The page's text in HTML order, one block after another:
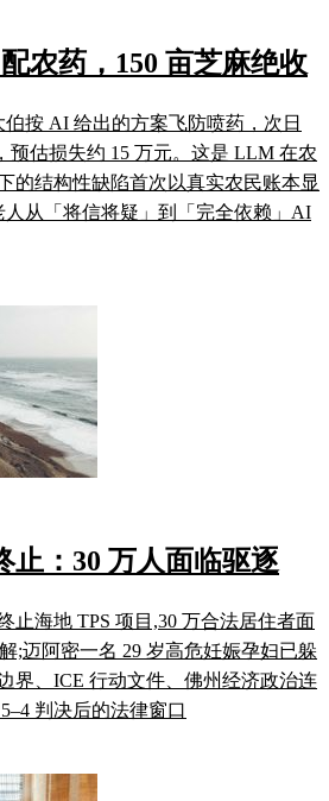
农药，150 亩芝麻绝收
按 AI 给出的方案飞防喷药，次日
预估损失约 15 万元。这是 LLM 在农
的结构性缺陷首次以真实农民账本显
从「将信将疑」到「完全依赖」AI
止：30 万人面临驱逐
止海地 TPS 项目,30 万合法居住者面
;迈阿密一名 29 岁高危妊娠孕妇已躲
界、ICE 行动文件、佛州经济政治连
判决后的法律窗口